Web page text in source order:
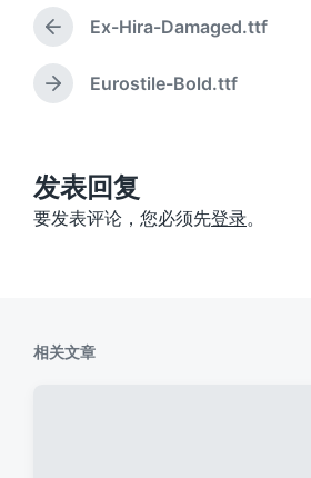
上
篇
文
章
Ex-Hira-Damaged.ttf
下
：
Eurostile-Bold.ttf
发表回复
要发表评论，您必须先登录。
相关文章